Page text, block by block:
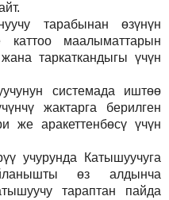
тарабынан өзүнүн
маалыматтарын
таркаткандыгы үчүн
системада иштөө
жактарга берилген
же аракеттенбөсү үчүн
учурунда Катышуучуга
өз алдынча
тараптан пайда